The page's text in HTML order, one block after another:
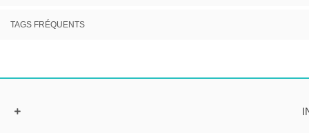
TAGS FRÉQUENTS